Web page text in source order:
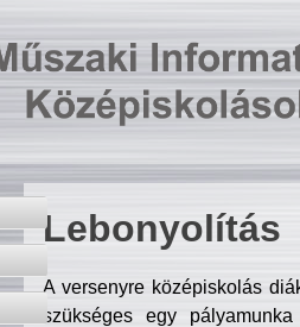
Lebonyolítás
A versenyre középiskolás
szükséges egy